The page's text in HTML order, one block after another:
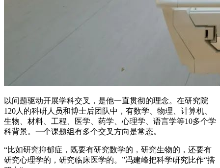
以问题驱动开展学科交叉，是他一直贯彻的理念。在研究院
120人的科研人员和博士后团队中，有数学、物理、计算机、
生物、材料、工程、医学、药学、心理学、语言学等10多个学
科背景。一个课题组有多个交叉方向是常态。
“比如研究抑郁症，既要有研究数学的，研究生物的，还要有
研究心理学的，研究临床医学的。”冯建峰把科学研究比作“搭